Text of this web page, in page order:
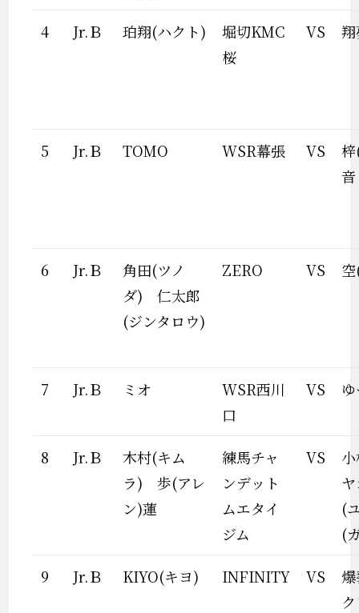
4 Jr.Ｂ 珀翔(ハクト)
堀切KMC
桜
VS
5 Jr.Ｂ TOMO WSR幕張 VS
音
6 Jr.Ｂ
角田(ツノ
ダ) 仁太郎
(ジンタロウ)
ZERO VS
7 Jr.Ｂ ミオ
WSR西川
口
VS
8 Jr.Ｂ
木村(キム
ラ) 歩(アレ
ン)蓮
練馬チャ
ンデット
ムエタイ
ジム
VS
(
(
9 Jr.Ｂ KIYO(キヨ) INFINITY VS